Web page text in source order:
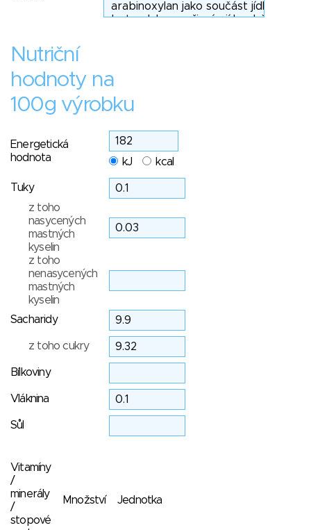
Nutriční
hodnoty na
100g výrobku
Energetická
hodnota
kJ kcal
Tuky
z toho
nasycených
mastných
kyselin
z toho
nenasycených
mastných
kyselin
Sacharidy
z toho cukry
Bílkoviny
Vláknina
Sůl
Vitamíny
/
minerály
/
stopové
Množství Jednotka